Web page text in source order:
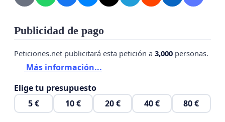
Publicidad de pago
Peticiones.net publicitará esta petición a 3,000 personas.
Más información...
Elige tu presupuesto
5 €
10 € 20 € 40 € 80 €